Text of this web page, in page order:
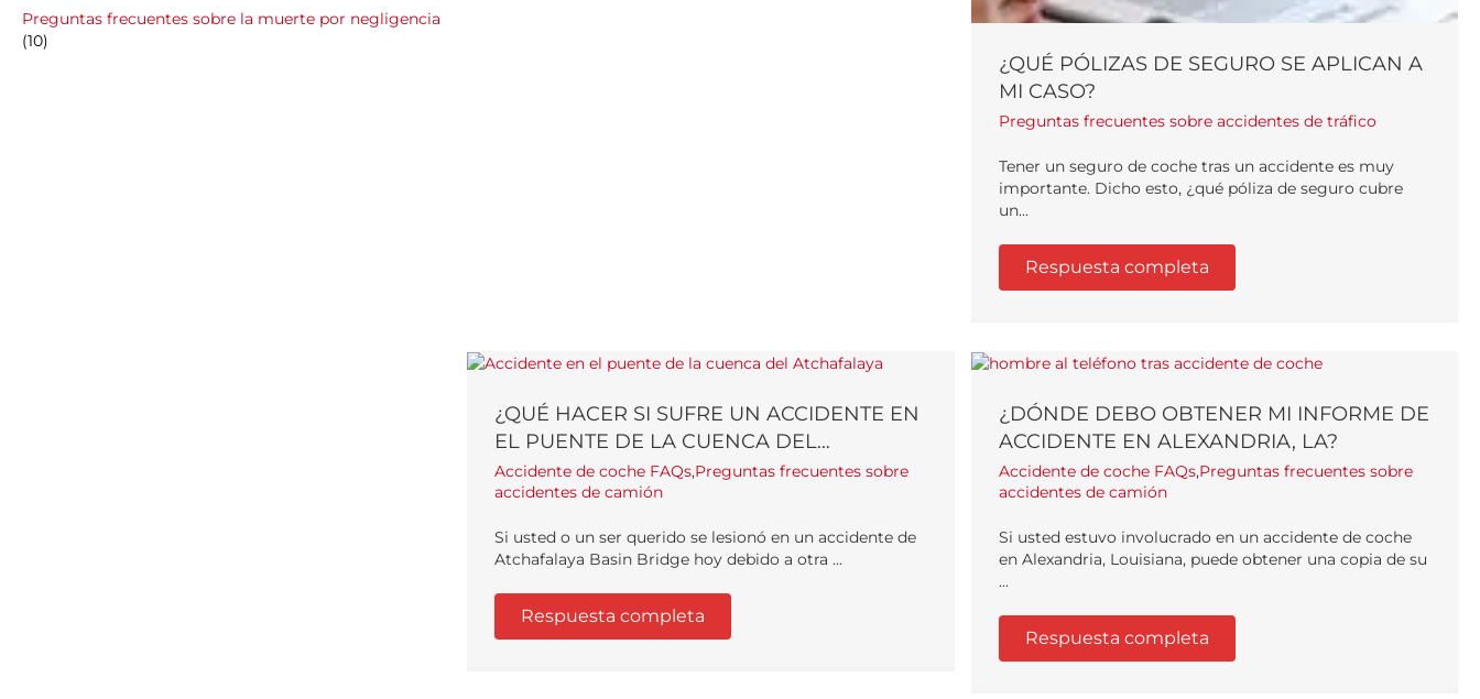
Preguntas frecuentes sobre la muerte por negligencia
(10)
¿QUÉ PÓLIZAS DE SEGURO SE APLICAN A
MI CASO?
Preguntas frecuentes sobre accidentes de tráfico
Tener un seguro de coche tras un accidente es muy
importante. Dicho esto, ¿qué póliza de seguro cubre
un...
Respuesta completa
¿QUÉ HACER SI SUFRE UN ACCIDENTE EN
EL PUENTE DE LA CUENCA DEL
ATCHAFALAYA?
Accidente de coche FAQs,Preguntas frecuentes sobre
accidentes de camión
Si usted o un ser querido se lesionó en un accidente de
Atchafalaya Basin Bridge hoy debido a otra ...
Respuesta completa
¿DÓNDE DEBO OBTENER MI INFORME DE
ACCIDENTE EN ALEXANDRIA, LA?
Accidente de coche FAQs,Preguntas frecuentes sobre
accidentes de camión
Si usted estuvo involucrado en un accidente de coche
en Alexandria, Louisiana, puede obtener una copia de su
...
Respuesta completa